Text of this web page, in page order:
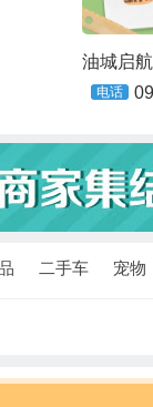
油城启
电话
二手车 宠物